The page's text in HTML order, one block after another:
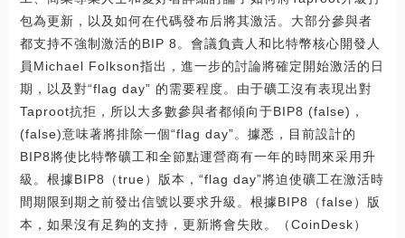
包為更新，以及如何在代碼發布后將其激活。大部分參與者
都支持不強制激活的BIP 8。會議負責人和比特幣核心開發人
員Michael Folkson指出，進一步的討論將確定開始激活的日
期，以及對“flag day” 的需要程度。由于礦工沒有表現出對
Taproot抗拒，所以大多數參與者都傾向于BIP8 (false)，
(false)意味著將排除一個“flag day”。據悉，目前設計的
BIP8將使比特幣礦工和全節點運營商有一年的時間來采用升
級。根據BIP8（true）版本，“flag day”將迫使礦工在激活時
間期限到期之前發出信號以要求升級。根據BIP8（false）版
本，如果沒有足夠的支持，更新將會失敗。（CoinDesk）